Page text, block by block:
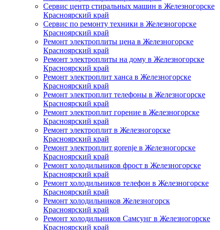
Сервис центр стиральных машин в Железногорске
Красноярский край
Сервис по ремонту техники в Железногорске
Красноярский край
Ремонт электроплиты цена в Железногорске
Красноярский край
Ремонт электроплиты на дому в Железногорске
Красноярский край
Ремонт электроплит ханса в Железногорске
Красноярский край
Ремонт электроплит телефоны в Железногорске
Красноярский край
Ремонт электроплит горение в Железногорске
Красноярский край
Ремонт электроплит в Железногорске
Красноярский край
Ремонт электроплит gorenje в Железногорске
Красноярский край
Ремонт холодильников фрост в Железногорске
Красноярский край
Ремонт холодильников телефон в Железногорске
Красноярский край
Ремонт холодильников Железногорск
Красноярский край
Ремонт холодильников Самсунг в Железногорске
Красноярский край